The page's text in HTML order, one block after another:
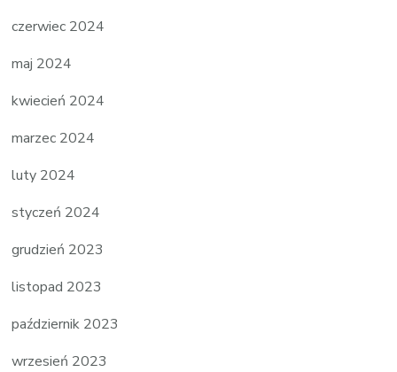
czerwiec 2024
maj 2024
kwiecień 2024
marzec 2024
luty 2024
styczeń 2024
grudzień 2023
listopad 2023
październik 2023
wrzesień 2023